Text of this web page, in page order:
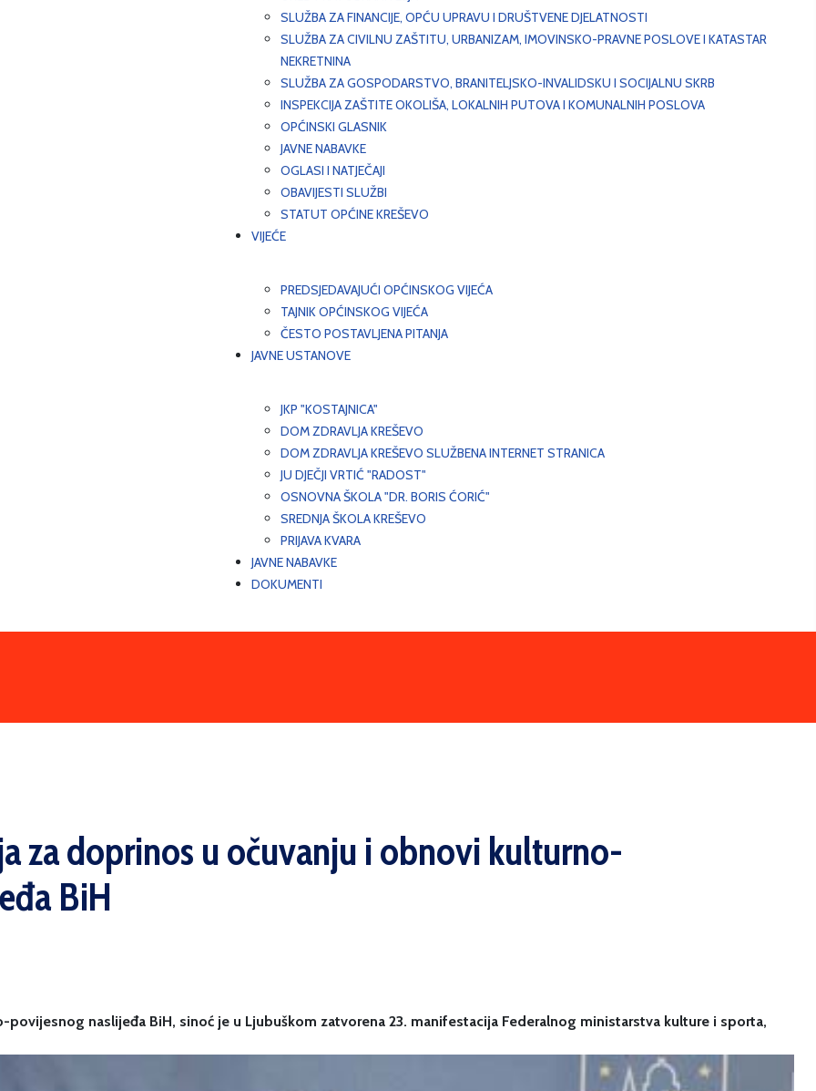
SLUŽBA ZA FINANCIJE, OPĆU UPRAVU I DRUŠTVENE DJELATNOSTI
SLUŽBA ZA CIVILNU ZAŠTITU, URBANIZAM, IMOVINSKO-PRAVNE POSLOVE I KATASTAR
NEKRETNINA
SLUŽBA ZA GOSPODARSTVO, BRANITELJSKO-INVALIDSKU I SOCIJALNU SKRB
INSPEKCIJA ZAŠTITE OKOLIŠA, LOKALNIH PUTOVA I KOMUNALNIH POSLOVA
OPĆINSKI GLASNIK
JAVNE NABAVKE
OGLASI I NATJEČAJI
OBAVIJESTI SLUŽBI
STATUT OPĆINE KREŠEVO
VIJEĆE
PREDSJEDAVAJUĆI OPĆINSKOG VIJEĆA
TAJNIK OPĆINSKOG VIJEĆA
ČESTO POSTAVLJENA PITANJA
JAVNE USTANOVE
JKP "KOSTAJNICA"
DOM ZDRAVLJA KREŠEVO
DOM ZDRAVLJA KREŠEVO SLUŽBENA INTERNET STRANICA
JU DJEČJI VRTIĆ "RADOST"
OSNOVNA ŠKOLA "DR. BORIS ĆORIĆ"
SREDNJA ŠKOLA KREŠEVO
PRIJAVA KVARA
JAVNE NABAVKE
DOKUMENTI
za doprinos u očuvanju i obnovi kulturno-
BiH
naslijeđa BiH, sinoć je u Ljubuškom zatvorena 23. manifestacija Federalnog ministarstva kulture i sporta,